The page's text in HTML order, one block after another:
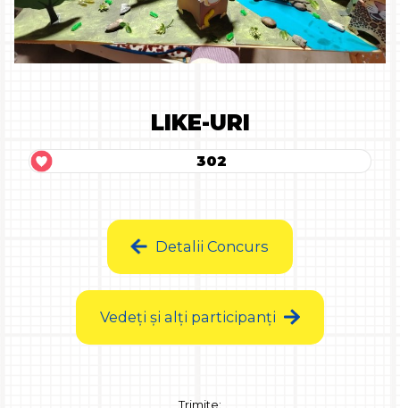
LIKE-URI
302
Detalii Concurs
Vedeți și alți participanți
Trimite: